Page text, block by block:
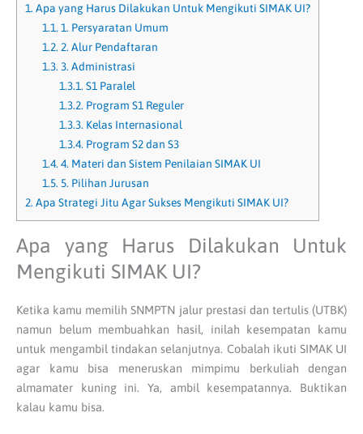
1. Apa yang Harus Dilakukan Untuk Mengikuti SIMAK UI?
1.1. 1. Persyaratan Umum
1.2. 2. Alur Pendaftaran
1.3. 3. Administrasi
1.3.1. S1 Paralel
1.3.2. Program S1 Reguler
1.3.3. Kelas Internasional
1.3.4. Program S2 dan S3
1.4. 4. Materi dan Sistem Penilaian SIMAK UI
1.5. 5. Pilihan Jurusan
2. Apa Strategi Jitu Agar Sukses Mengikuti SIMAK UI?
Apa yang Harus Dilakukan Untuk
Mengikuti SIMAK UI?
Ketika kamu memilih SNMPTN jalur prestasi dan tertulis (UTBK)
namun belum membuahkan hasil, inilah kesempatan kamu
untuk mengambil tindakan selanjutnya. Cobalah ikuti SIMAK UI
agar kamu bisa meneruskan mimpimu berkuliah dengan
almamater kuning ini. Ya, ambil kesempatannya. Buktikan
kalau kamu bisa.